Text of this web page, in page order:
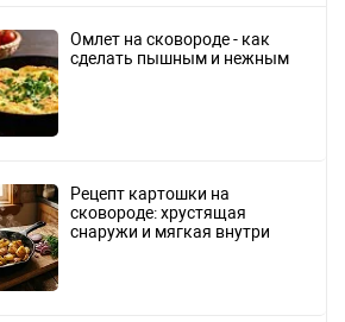
Омлет на сковороде - как
сделать пышным и нежным
Рецепт картошки на
сковороде: хрустящая
снаружи и мягкая внутри